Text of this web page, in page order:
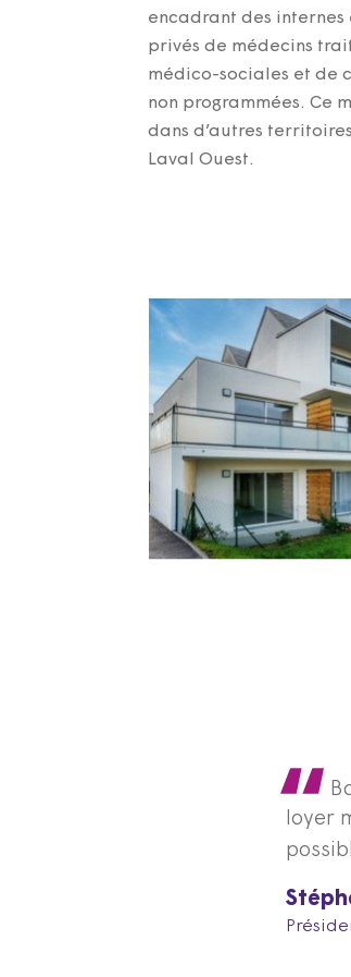
encadrant des internes
privés de médecins
médico-sociales et de
non programmées. Ce
dans d’autres
Laval Ouest.
loyer